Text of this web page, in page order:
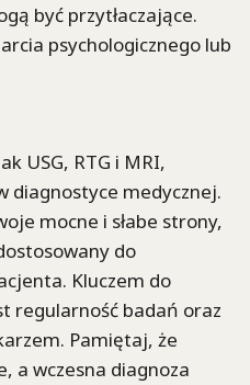
być przytłaczające.
psychologicznego lub
USG, RTG i MRI,
diagnostyce medycznej.
mocne i słabe strony,
do
Kluczem do
regularność badań oraz
Pamiętaj, że
a wczesna diagnoza